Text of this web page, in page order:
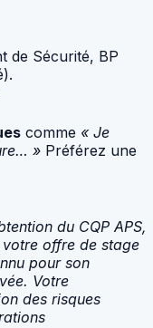
de Sécurité, BP
comme « Je
» Préférez une
du CQP APS,
offre de stage
pour son
Votre
des risques